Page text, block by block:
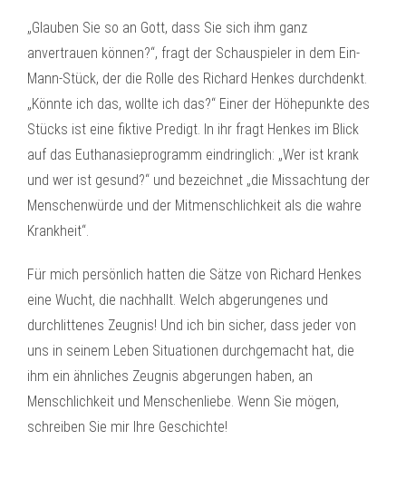
„Glauben Sie so an Gott, dass Sie sich ihm ganz
anvertrauen können?“, fragt der Schauspieler in dem Ein-
Mann-Stück, der die Rolle des Richard Henkes durchdenkt.
„Könnte ich das, wollte ich das?“ Einer der Höhepunkte des
Stücks ist eine fiktive Predigt. In ihr fragt Henkes im Blick
auf das Euthanasieprogramm eindringlich: „Wer ist krank
und wer ist gesund?“ und bezeichnet „die Missachtung der
Menschenwürde und der Mitmenschlichkeit als die wahre
Krankheit“.
Für mich persönlich hatten die Sätze von Richard Henkes
eine Wucht, die nachhallt. Welch abgerungenes und
durchlittenes Zeugnis! Und ich bin sicher, dass jeder von
uns in seinem Leben Situationen durchgemacht hat, die
ihm ein ähnliches Zeugnis abgerungen haben, an
Menschlichkeit und Menschenliebe. Wenn Sie mögen,
schreiben Sie mir Ihre Geschichte!